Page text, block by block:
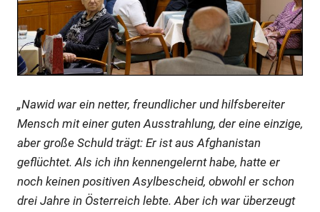
„Nawid war ein netter, freundlicher und hilfsbereiter
Mensch mit einer guten Ausstrahlung, der eine einzige,
aber große Schuld trägt: Er ist aus Afghanistan
geflüchtet. Als ich ihn kennengelernt habe, hatte er
noch keinen positiven Asylbescheid, obwohl er schon
drei Jahre in Österreich lebte. Aber ich war überzeugt